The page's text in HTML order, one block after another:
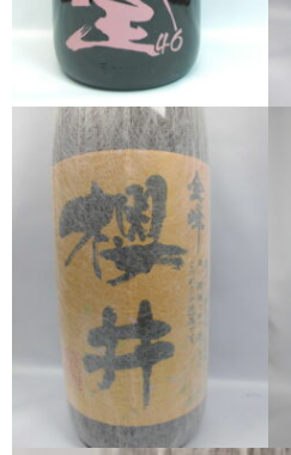
季節限定品
セット商品
リキュール
ウヰスキー
お米
中馬酒店オリジナル
全取扱商品
森伊蔵酒造
村尾酒造